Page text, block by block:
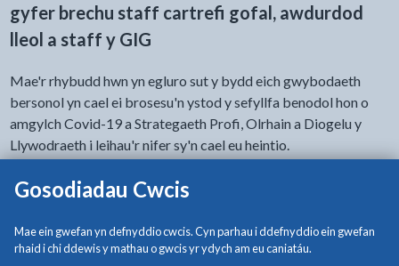
Gosodiadau Cwcis
Mae ein gwefan yn defnyddio cwcis. Cyn parhau i ddefnyddio ein gwefan
rhaid i chi ddewis y mathau o gwcis yr ydych am eu caniatáu.
gyfer brechu staff cartrefi gofal, awdurdod
lleol a staff y GIG
Mae'r rhybudd hwn yn egluro sut y bydd eich gwybodaeth
bersonol yn cael ei brosesu'n ystod y sefyllfa benodol hon o
amgylch Covid-19 a Strategaeth Profi, Olrhain a Diogelu y
Llywodraeth i leihau'r nifer sy'n cael eu heintio.